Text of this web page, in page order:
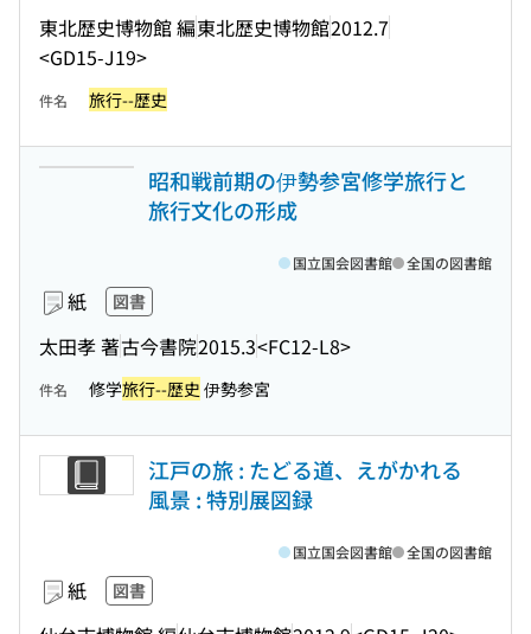
東北歴史博物館 編東北歴史博物館2012.7
<GD15-J19>
件名 旅行--歴史
昭和戦前期の伊勢参宮修学旅行と
旅行文化の形成
紙 図書
太田孝 著古今書院2015.3<FC12-L8>
国立国会図書館 全国の図書館
件名 修学旅行--歴史 伊勢参宮
江戸の旅 : たどる道、えがかれる
風景 : 特別展図録
紙 図書
国立国会図書館 全国の図書館